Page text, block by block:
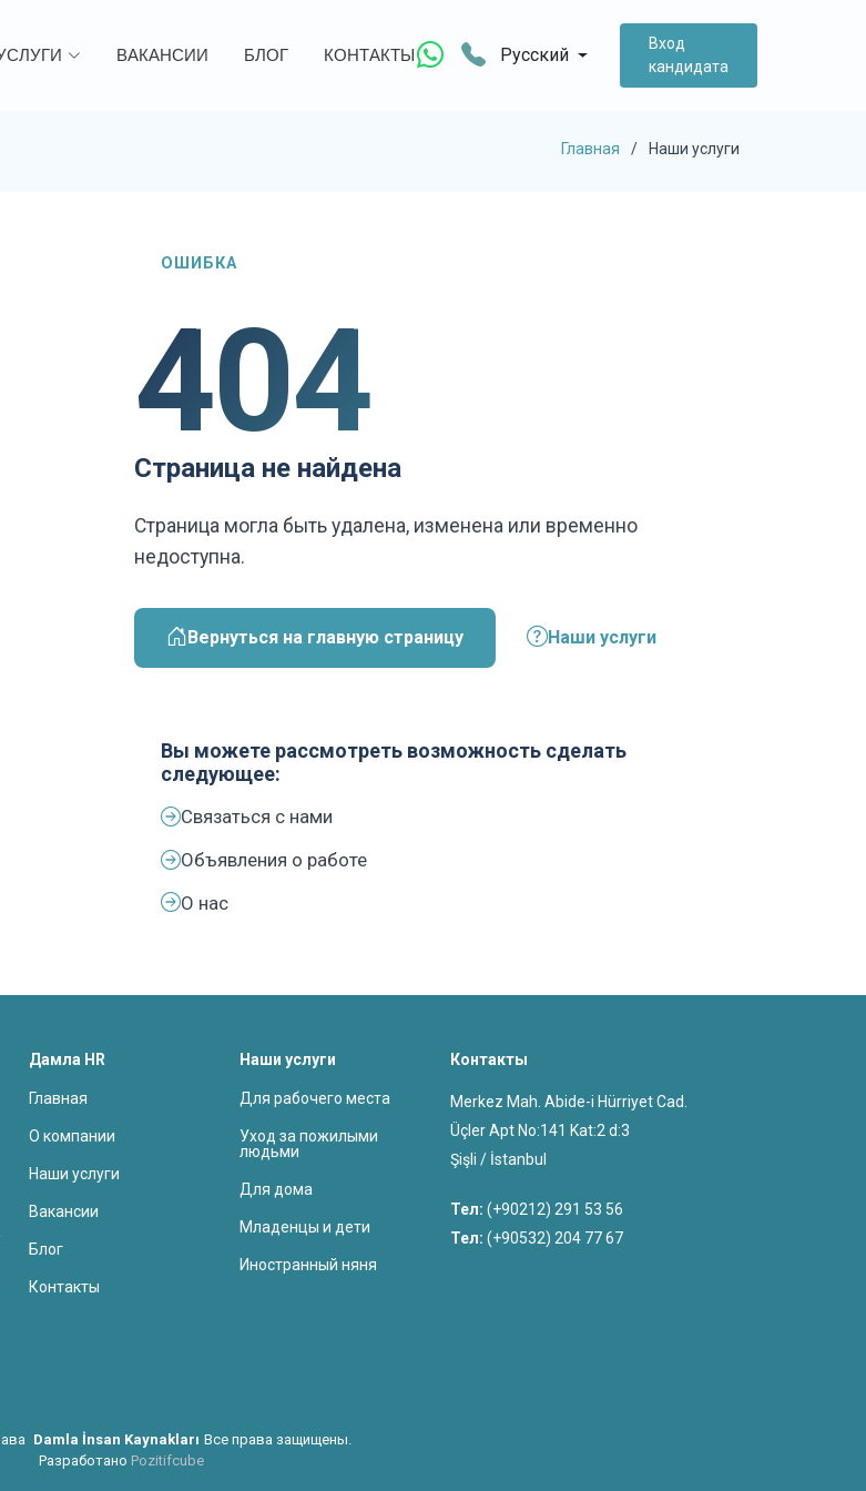
ВАКАНСИИ БЛОГ КОНТАКТЫ Русский
Вход
кандидата
Главная Наши услуги
ОШИБКА
404
Страница не найдена
Страница могла быть удалена, изменена или временно
недоступна.
Вернуться на главную страницу Наши услуги
Вы можете рассмотреть возможность сделать
следующее:
Связаться с нами
Объявления о работе
О нас
Дамла HR
главная
о компании
наши услуги
вакансии
блог
контакты
Наши услуги
для рабочего места
уход за пожилыми
людьми
для дома
младенцы и дети
иностранный няня
Контакты
Merkez Mah. Abide-i Hürriyet Cad.
Üçler Apt No:141 Kat:2 d:3
Şişli / İstanbul
Тел: (+90212) 291 53 56
Тел: (+90532) 204 77 67
Damla İnsan Kaynakları Все права защищены.
Разработано Pozitifcube